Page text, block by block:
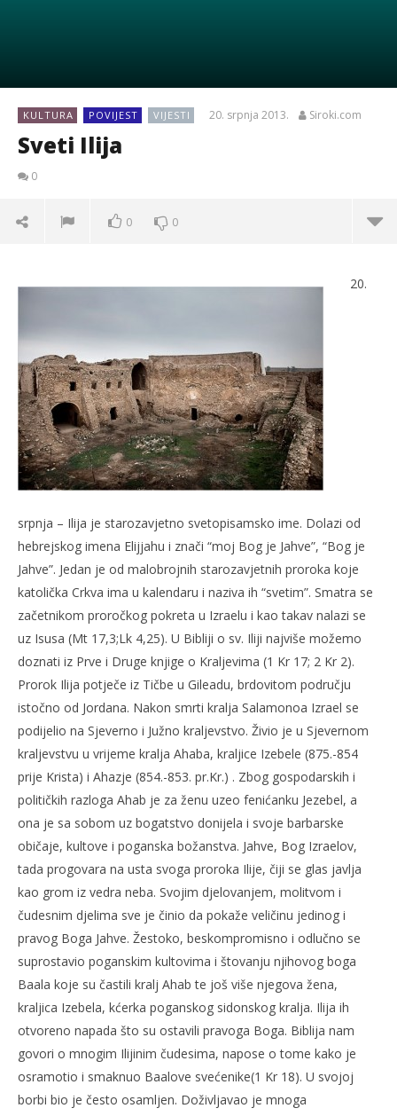
KULTURA POVIJEST VIJESTI 20. srpnja 2013. Siroki.com
Sveti Ilija
0
0 0
NOW VIEWING
Sveti Ilija
20.
srpnja
2013.
Siroki.com
20.
srpnja – Ilija je starozavjetno svetopisamsko ime. Dolazi od
hebrejskog imena Elijjahu i znači “moj Bog je Jahve”, “Bog je
Jahve”. Jedan je od malobrojnih starozavjetnih proroka koje
katolička Crkva ima u kalendaru i naziva ih “svetim”. Smatra se
začetnikom proročkog pokreta u Izraelu i kao takav nalazi se
uz Isusa (Mt 17,3;Lk 4,25). U Bibliji o sv. Iliji najviše možemo
doznati iz Prve i Druge knjige o Kraljevima (1 Kr 17; 2 Kr 2).
Prorok Ilija potječe iz Tičbe u Gileadu, brdovitom području
istočno od Jordana. Nakon smrti kralja Salamonoa Izrael se
podijelio na Sjeverno i Južno kraljevstvo. Živio je u Sjevernom
kraljevstvu u vrijeme kralja Ahaba, kraljice Izebele (875.-854
prije Krista) i Ahazje (854.-853. pr.Kr.) . Zbog gospodarskih i
političkih razloga Ahab je za ženu uzeo fenićanku Jezebel, a
ona je sa sobom uz bogatstvo donijela i svoje barbarske
običaje, kultove i poganska božanstva. Jahve, Bog Izraelov,
tada progovara na usta svoga proroka Ilije, čiji se glas javlja
kao grom iz vedra neba. Svojim djelovanjem, molitvom i
čudesnim djelima sve je činio da pokaže veličinu jedinog i
pravog Boga Jahve. Žestoko, beskompromisno i odlučno se
suprostavio poganskim kultovima i štovanju njihovog boga
Baala koje su častili kralj Ahab te još više njegova žena,
kraljica Izebela, kćerka poganskog sidonskog kralja. Ilija ih
otvoreno napada što su ostavili pravoga Boga. Biblija nam
govori o mnogim Ilijinim čudesima, napose o tome kako je
osramotio i smaknuo Baalove svećenike(1 Kr 18). U svojoj
borbi bio je često osamljen. Doživljavao je mnoga